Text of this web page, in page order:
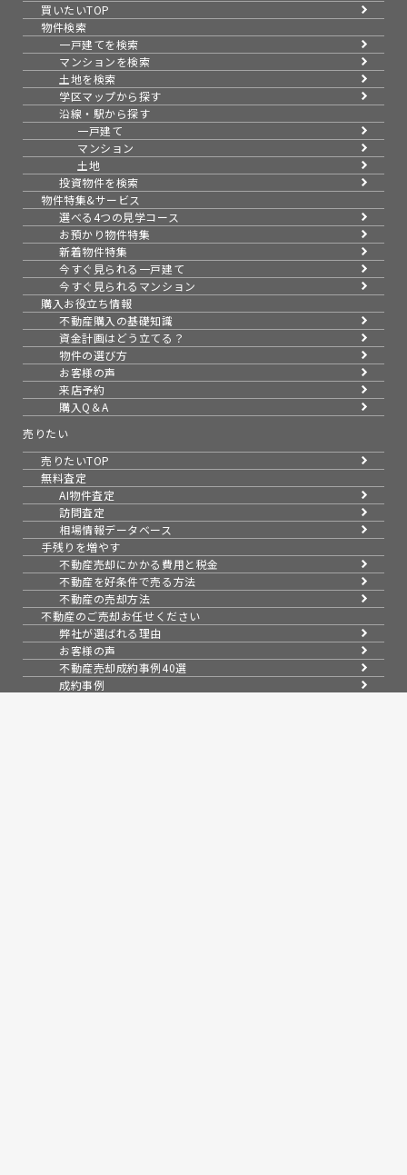
買いたいTOP
物件検索
一戸建てを検索
マンションを検索
土地を検索
学区マップから探す
沿線・駅から探す
一戸建て
マンション
土地
投資物件を検索
物件特集&サービス
選べる4つの見学コース
お預かり物件特集
新着物件特集
今すぐ見られる一戸建て
今すぐ見られるマンション
購入お役立ち情報
不動産購入の基礎知識
資金計画はどう立てる？
物件の選び方
お客様の声
来店予約
購入Q＆A
売りたい
売りたいTOP
無料査定
AI物件査定
訪問査定
相場情報データベース
手残りを増やす
不動産売却にかかる費用と税金
不動産を好条件で売る方法
不動産の売却方法
不動産のご売却お任せください
弊社が選ばれる理由
お客様の声
不動産売却成約事例40選
成約事例